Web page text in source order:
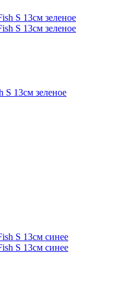
S 13см зеленое